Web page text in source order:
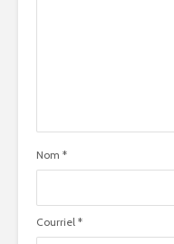
Nom *
Courriel *